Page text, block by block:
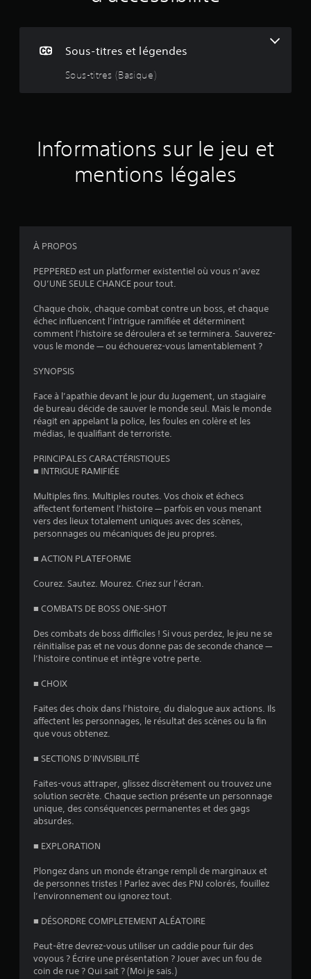
:
l
s
r
5
s
)
Sous-titres et légendes
Sous-titres (Basique)
Informations sur le jeu et
mentions légales
À PROPOS
PEPPERED est un platformer existentiel où vous n’avez
QU’UNE SEULE CHANCE pour tout.
Chaque choix, chaque combat contre un boss, et chaque
échec influencent l’intrigue ramifiée et déterminent
comment l’histoire se déroulera et se terminera. Sauverez-
vous le monde — ou échouerez-vous lamentablement ?
SYNOPSIS
Face à l’apathie devant le jour du Jugement, un stagiaire
de bureau décide de sauver le monde seul. Mais le monde
réagit en appelant la police, les foules en colère et les
médias, le qualifiant de terroriste.
PRINCIPALES CARACTÉRISTIQUES
■ INTRIGUE RAMIFIÉE
Multiples fins. Multiples routes. Vos choix et échecs
affectent fortement l’histoire — parfois en vous menant
vers des lieux totalement uniques avec des scènes,
personnages ou mécaniques de jeu propres.
■ ACTION PLATEFORME
Courez. Sautez. Mourez. Criez sur l’écran.
■ COMBATS DE BOSS ONE-SHOT
Des combats de boss difficiles ! Si vous perdez, le jeu ne se
réinitialise pas et ne vous donne pas de seconde chance —
l’histoire continue et intègre votre perte.
■ CHOIX
Faites des choix dans l’histoire, du dialogue aux actions. Ils
affectent les personnages, le résultat des scènes ou la fin
que vous obtenez.
■ SECTIONS D’INVISIBILITÉ
Faites-vous attraper, glissez discrètement ou trouvez une
solution secrète. Chaque section présente un personnage
unique, des conséquences permanentes et des gags
absurdes.
■ EXPLORATION
Plongez dans un monde étrange rempli de marginaux et
de personnes tristes ! Parlez avec des PNJ colorés, fouillez
l’environnement ou ignorez tout.
■ DÉSORDRE COMPLETEMENT ALÉATOIRE
Peut-être devrez-vous utiliser un caddie pour fuir des
voyous ? Écrire une présentation ? Jouer avec un fou de
coin de rue ? Qui sait ? (Moi je sais.)